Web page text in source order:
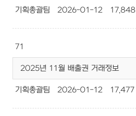
기획총괄팀 2026-01-12 17,848
71
2025년 11월 배출권 거래정보
기획총괄팀 2026-01-12 17,477